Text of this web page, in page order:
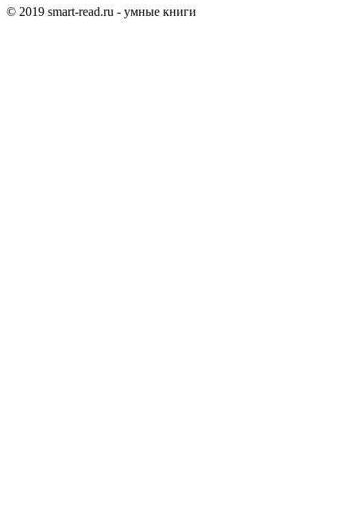
© 2019 smart-read.ru - умные книги